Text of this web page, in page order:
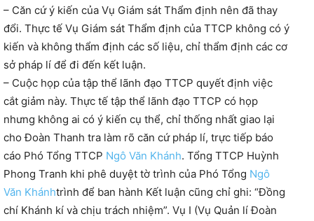
– Căn cứ ý kiến của Vụ Giám sát Thẩm định nên đã thay
đổi. Thực tế Vụ Giám sát Thẩm định của TTCP không có ý
kiến và không thẩm định các số liệu, chỉ thẩm định các cơ
sở pháp lí để đi đến kết luận.
– Cuộc họp của tập thể lãnh đạo TTCP quyết định việc
cắt giảm này. Thực tế tập thể lãnh đạo TTCP có họp
nhưng không ai có ý kiến cụ thể, chỉ thống nhất giao lại
cho Đoàn Thanh tra làm rõ căn cứ pháp lí, trực tiếp báo
cáo Phó Tổng TTCP Ngô Văn Khánh. Tổng TTCP Huỳnh
Phong Tranh khi phê duyệt tờ trình của Phó Tổng Ngô
Văn Khánhtrình để ban hành Kết luận cũng chỉ ghi: “Đồng
chí Khánh kí và chịu trách nhiệm”. Vụ I (Vụ Quản lí Đoàn